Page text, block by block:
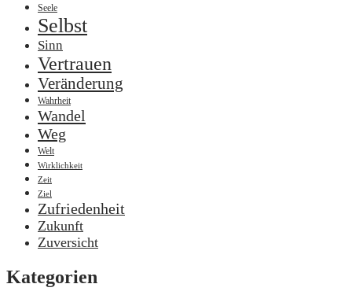
Seele
Selbst
Sinn
Vertrauen
Veränderung
Wahrheit
Wandel
Weg
Welt
Wirklichkeit
Zeit
Ziel
Zufriedenheit
Zukunft
Zuversicht
Kategorien